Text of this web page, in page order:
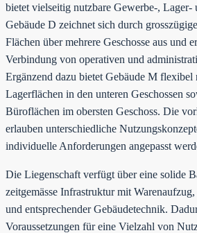
bietet vielseitig nutzbare Gewerbe-, Lager-
Gebäude D zeichnet sich durch
Flächen über mehrere Geschosse aus und
Verbindung von operativen und
Ergänzend dazu bietet Gebäude M flexibel
Lagerflächen in den unteren Geschossen
Büroflächen im obersten Geschoss. Die
erlauben unterschiedliche
individuelle Anforderungen angepasst
Die Liegenschaft verfügt über eine solide
zeitgemässe Infrastruktur mit
und entsprechender Gebäudetechnik.
Voraussetzungen für eine Vielzahl von